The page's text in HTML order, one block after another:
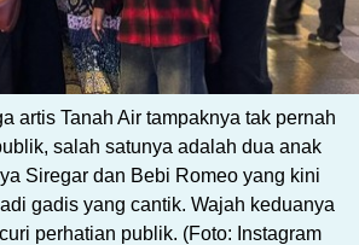
artis Tanah Air tampaknya tak pernah
salah satunya adalah dua anak
Siregar dan Bebi Romeo yang kini
gadis yang cantik. Wajah keduanya
perhatian publik. (Foto: Instagram